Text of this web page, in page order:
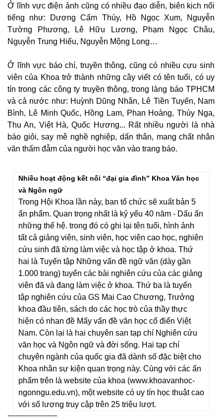
Ở lĩnh vực điện ảnh cũng có nhiều đạo diễn, biên kịch nổi
tiếng như: Dương Cẩm Thúy, Hồ Ngọc Xum, Nguyễn
Tường Phương, Lê Hữu Lương, Phạm Ngọc Châu,
Nguyễn Trung Hiếu, Nguyễn Mộng Long…
Ở lĩnh vực báo chí, truyền thông, cũng có nhiều cựu sinh
viên của Khoa trở thành những cây viết có tên tuổi, có uy
tín trong các công ty truyền thông, trong làng báo TPHCM
và cả nước như: Huỳnh Dũng Nhân, Lê Tiền Tuyến, Nam
Bình, Lê Minh Quốc, Hồng Lam, Phan Hoàng, Thúy Nga,
Thu An, Việt Hà, Quốc Hương... Rất nhiều người là nhà
báo giỏi, say mê nghề nghiệp, dấn thân, mang chất nhân
văn thấm đẫm của người học văn vào trang báo.
Nhiều hoạt động kết nối “đại gia đình” Khoa Văn học
và Ngôn ngữ
Trong Hội Khoa lần này, ban tổ chức sẽ xuất bản 5
ấn phẩm. Quan trọng nhất là kỷ yếu 40 năm - Dấu ấn
những thế hệ. trong đó có ghi lại tên tuổi, hình ảnh
tất cả giảng viên, sinh viên, học viên cao học, nghiên
cứu sinh đã từng làm việc và học tập ở khoa. Thứ
hai là Tuyển tập Những vấn đề ngữ văn (dày gần
1.000 trang) tuyển các bài nghiên cứu của các giảng
viên đã và đang làm việc ở khoa. Thứ ba là tuyển
tập nghiên cứu của GS Mai Cao Chương, Trưởng
khoa đầu tiên, sách do các học trò của thầy thực
hiện có nhan đề Mấy vấn đề văn học cổ điển Việt
Nam. Còn lại là hai chuyên san tạp chí Nghiên cứu
văn học và Ngôn ngữ và đời sống. Hai tạp chí
chuyên ngành của quốc gia đã dành số đặc biệt cho
Khoa nhân sự kiện quan trọng này. Cùng với các ấn
phẩm trên là website của khoa (www.khoavanhoc-
ngonngu.edu.vn), một website có uy tín học thuật cao
với số lượng truy cập trên 25 triệu lượt.
--------------------